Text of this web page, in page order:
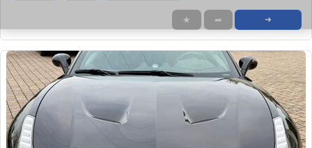
★ ➦ ➜